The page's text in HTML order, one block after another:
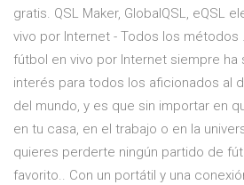
gratis. QSL Maker, GlobalQSL, eQSL
vivo por Internet - Todos los métodos
fútbol en vivo por Internet siempre ha
interés para todos los aficionados al
del mundo, y es que sin importar en
en tu casa, en el trabajo o en la
quieres perderte ningún partido de
favorito.. Con un portátil y una